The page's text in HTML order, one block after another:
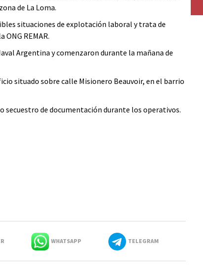
de La Loma.
situaciones de explotación laboral y trata de
REMAR.
Argentina y comenzaron durante la mañana de
situado sobre calle Misionero Beauvoir, en el barrio
de documentación durante los operativos.
WHATSAPP TELEGRAM